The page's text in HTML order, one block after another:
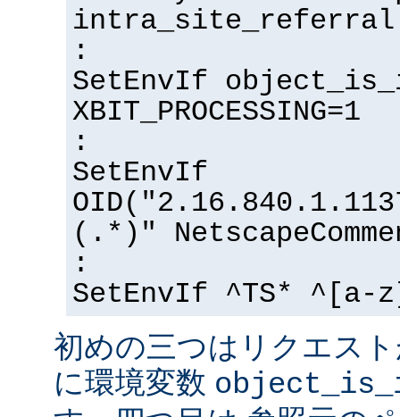
intra_site_referral
:
SetEnvIf
XBIT_PROCESSING=1
:
SetEnvIf
(.*)"
:
SetEnvIf ^TS* ^[a-
初めの三つはリクエス
に環境変数